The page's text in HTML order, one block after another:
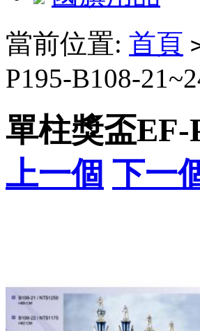
當前位置: 首頁
P195-B108-
單柱獎盃EF-
上一個 下一